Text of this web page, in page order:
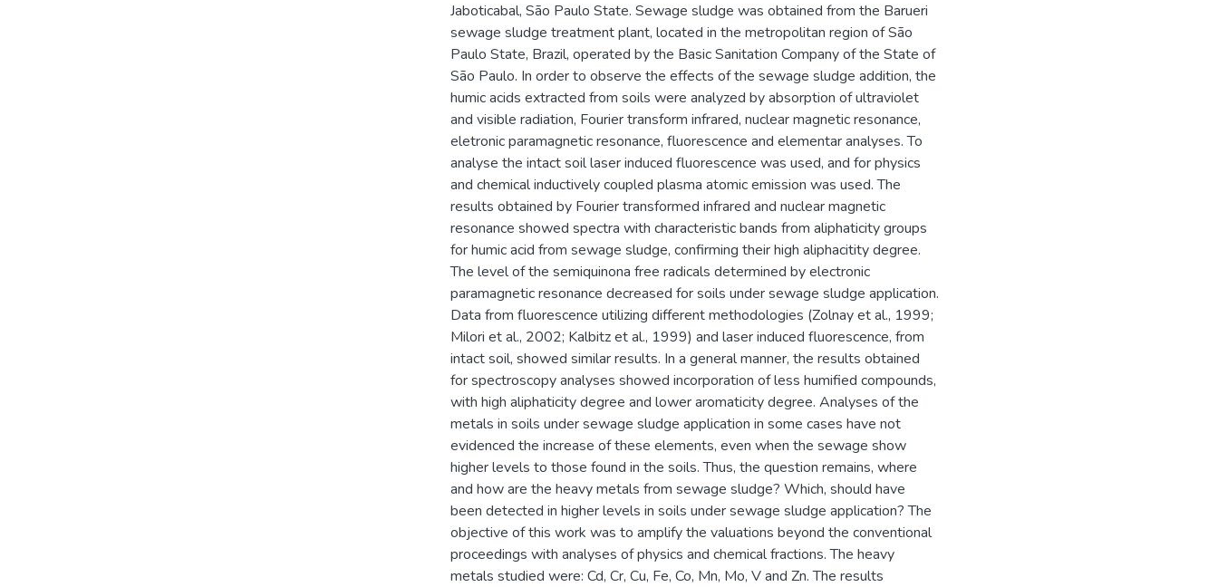
Jaboticabal, São Paulo State. Sewage sludge was obtained from the Barueri
sewage sludge treatment plant, located in the metropolitan region of São
Paulo State, Brazil, operated by the Basic Sanitation Company of the State of
São Paulo. In order to observe the effects of the sewage sludge addition, the
humic acids extracted from soils were analyzed by absorption of ultraviolet
and visible radiation, Fourier transform infrared, nuclear magnetic resonance,
eletronic paramagnetic resonance, fluorescence and elementar analyses. To
analyse the intact soil laser induced fluorescence was used, and for physics
and chemical inductively coupled plasma atomic emission was used. The
results obtained by Fourier transformed infrared and nuclear magnetic
resonance showed spectra with characteristic bands from aliphaticity groups
for humic acid from sewage sludge, confirming their high aliphacitity degree.
The level of the semiquinona free radicals determined by electronic
paramagnetic resonance decreased for soils under sewage sludge application.
Data from fluorescence utilizing different methodologies (Zolnay et al., 1999;
Milori et al., 2002; Kalbitz et al., 1999) and laser induced fluorescence, from
intact soil, showed similar results. In a general manner, the results obtained
for spectroscopy analyses showed incorporation of less humified compounds,
with high aliphaticity degree and lower aromaticity degree. Analyses of the
metals in soils under sewage sludge application in some cases have not
evidenced the increase of these elements, even when the sewage show
higher levels to those found in the soils. Thus, the question remains, where
and how are the heavy metals from sewage sludge? Which, should have
been detected in higher levels in soils under sewage sludge application? The
objective of this work was to amplify the valuations beyond the conventional
proceedings with analyses of physics and chemical fractions. The heavy
metals studied were: Cd, Cr, Cu, Fe, Co, Mn, Mo, V and Zn. The results